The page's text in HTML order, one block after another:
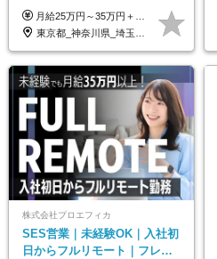
日／おしゃれ自由／海外研修
年10回／美容・サウナ割あり
月給25万円～35万円＋インセンティブ 未経験者：月給25万円～＋インセンティブ 経験者：月給35万円～＋インセンティブ （※経験者は営業経験5年以上の方を想定） ※経験・スキルなどを考慮のうえ、決定します ※時間外手当は別途全額支給します
東京都_神奈川県_埼玉県_千葉県_大阪府_愛知県_北海道_青森県_岩手県_宮城県_秋田県_山形県_福島県_茨城県_栃木県_群馬県_新潟県_山梨県_長野県_富山県_石川県_福井県_静岡県_岐阜県_三重県_兵庫県_京都府_滋賀県_奈良県_和歌山県_広島県_岡山県_鳥取県_島根県_山口県_徳島県_香川県_愛媛県_高知県_福岡県_熊本県_佐賀県_長崎県_大分県_宮崎県_鹿児島県_沖縄県
株式会社プロエフィカ
SES営業｜未経験OK｜入社初
日からフルリモート｜フレッ